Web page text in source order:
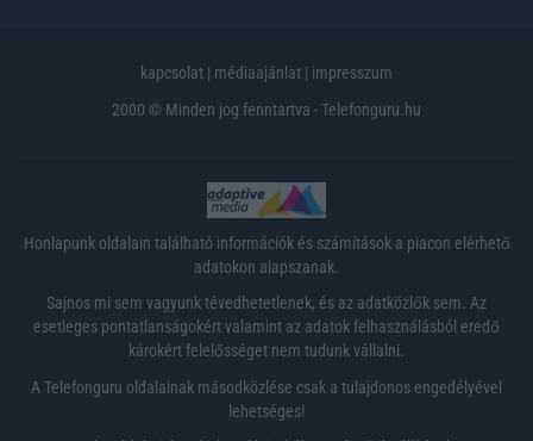
kapcsolat | médiaajánlat | impresszum
2000 © Minden jog fenntartva - Telefonguru.hu
Honlapunk oldalain található információk és számítások a piacon elérhető
adatokon alapszanak.
Sajnos mi sem vagyunk tévedhetetlenek, és az adatközlők sem. Az
esetleges pontatlanságokért valamint az adatok felhasználásból eredő
károkért felelősséget nem tudunk vállalni.
A Telefonguru oldalainak másodközlése csak a tulajdonos engedélyével
lehetséges!